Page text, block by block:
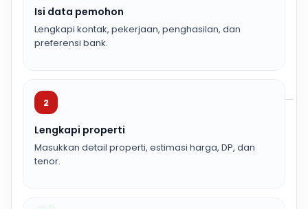
Isi data pemohon
Lengkapi kontak, pekerjaan, penghasilan, dan
preferensi bank.
2
Lengkapi properti
Masukkan detail properti, estimasi harga, DP, dan
tenor.